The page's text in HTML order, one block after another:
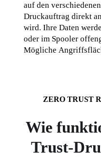
auf den
Druckauftrag direkt
wird. Ihre Daten
oder im Spooler
Mögliche
ZERO TRUST
Wie
Trust-